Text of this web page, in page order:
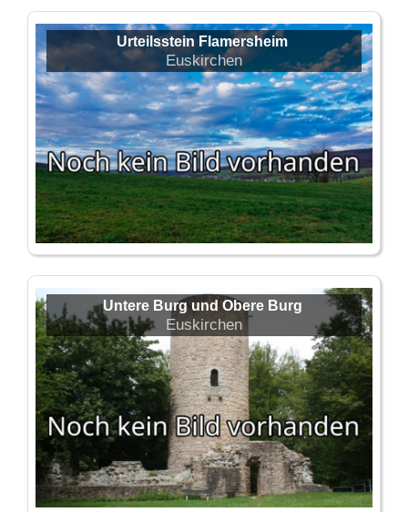
Urteilsstein Flamersheim
Euskirchen
Untere Burg und Obere Burg
Euskirchen